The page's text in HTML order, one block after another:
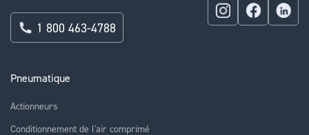
Pneumatique
Actionneurs
Conditionnement de l'air comprimé
1 800 463-4788